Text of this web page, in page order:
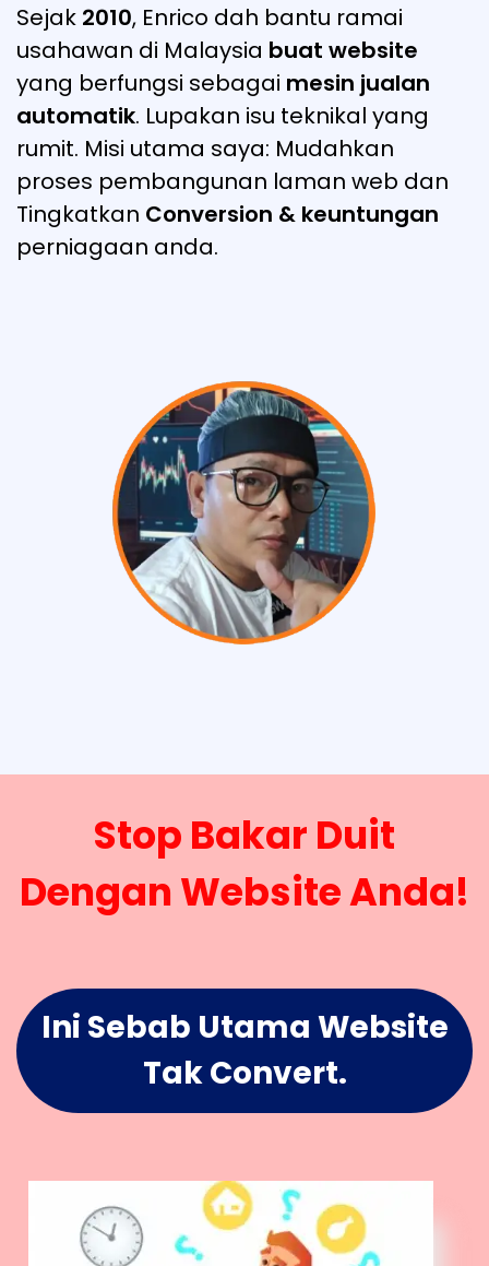
Sejak 2010, Enrico dah bantu ramai
usahawan di Malaysia buat website
yang berfungsi sebagai mesin jualan
automatik. Lupakan isu teknikal yang
rumit. Misi utama saya: Mudahkan
proses pembangunan laman web dan
Tingkatkan Conversion & keuntungan
perniagaan anda.
Stop Bakar Duit
Dengan Website Anda!
Ini Sebab Utama Website
Tak Convert.